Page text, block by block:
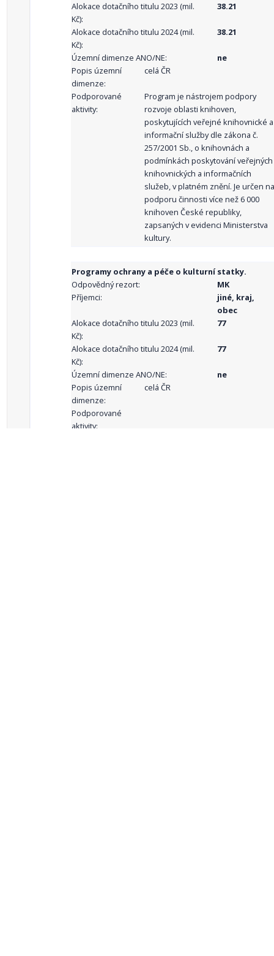
Alokace dotačního titulu 2023 (mil.
Kč):
38.21
Alokace dotačního titulu 2024 (mil.
Kč):
38.21
Územní dimenze ANO/NE:
ne
Popis územní
dimenze:
celá ČR
Podporované
aktivity:
Program je nástrojem podpory
rozvoje oblasti knihoven,
poskytujících veřejné knihovnické a
informační služby dle zákona č.
257/2001 Sb., o knihovnách a
podmínkách poskytování veřejných
knihovnických a informačních
služeb, v platném znění. Je určen na
podporu činnosti více než 6 000
knihoven České republiky,
zapsaných v evidenci Ministerstva
kultury.
Programy ochrany a péče o kulturní statky.
Odpovědný rezort:
MK
Příjemci:
jiné, kraj,
obec
Alokace dotačního titulu 2023 (mil.
Kč):
77
Alokace dotačního titulu 2024 (mil.
Kč):
77
Územní dimenze ANO/NE:
ne
Popis územní
dimenze:
celá ČR
Podporované
aktivity: